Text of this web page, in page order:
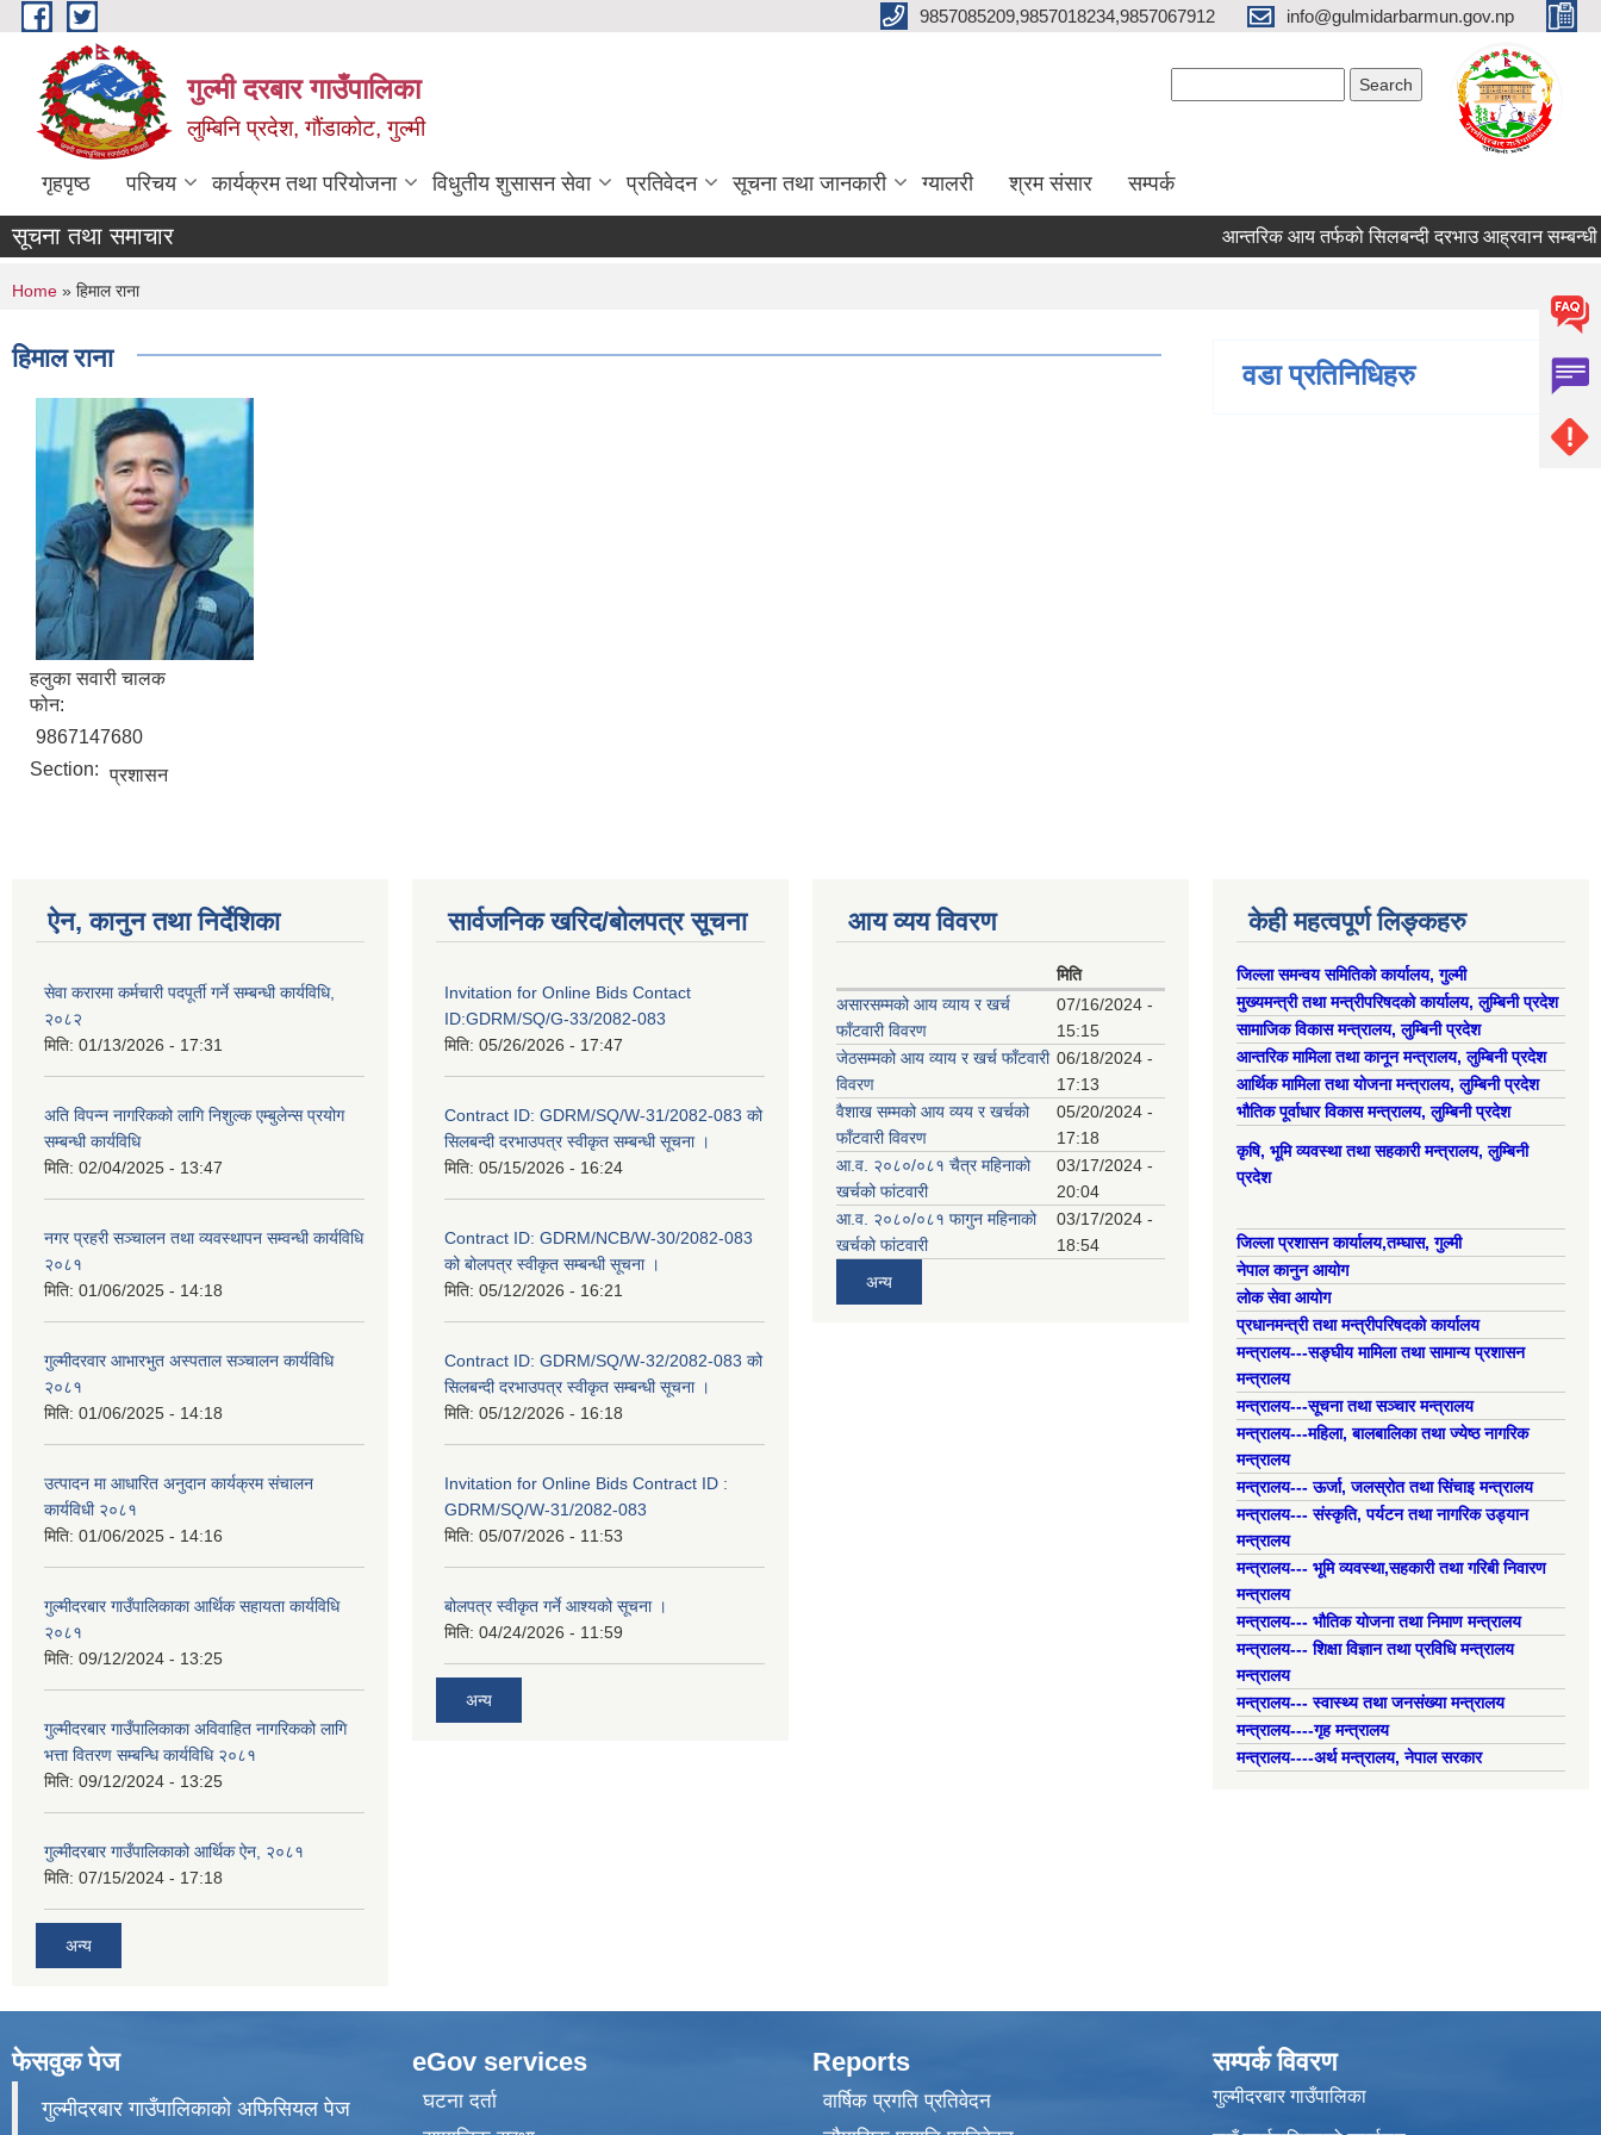
Skip to main content 9857085209,9857018234,9857067912 info@gulmidarbarmun.gov.np
गुल्मी दरबार गाउँपालिका
लुम्बिनि प्रदेश, गौंडाकोट, गुल्मी
गृहपृष्ठ परिचय कार्यक्रम तथा परियोजना विधुतीय शुसासन सेवा प्रतिवेदन सूचना तथा जानकारी ग्यालरी श्रम संसार सम्पर्क
सूचना तथा समाचार आन्तरिक आय तर्फको सिलबन्दी दरभाउ आह्रवान सम्बन्धी
You are here
Home » हिमाल राना
हिमाल राना
हलुका सवारी चालक
फोन:
9867147680
Section: प्रशासन
वडा प्रतिनिधिहरु
ऐन, कानुन तथा निर्देशिका
सेवा करारमा कर्मचारी पदपूर्ती गर्ने सम्बन्धी कार्यविधि,
२०८२
मिति: 01/13/2026 - 17:31
अति विपन्न नागरिकको लागि निशुल्क एम्बुलेन्स प्रयोग
सम्बन्धी कार्यविधि
मिति: 02/04/2025 - 13:47
नगर प्रहरी सञ्चालन तथा व्यवस्थापन सम्वन्धी कार्यविधि
२०८१
मिति: 01/06/2025 - 14:18
गुल्मीदरवार आभारभुत अस्पताल सञ्चालन कार्यविधि
२०८१
मिति: 01/06/2025 - 14:18
उत्पादन मा आधारित अनुदान कार्यक्रम संचालन
कार्यविधी २०८१
मिति: 01/06/2025 - 14:16
गुल्मीदरबार गाउँपालिकाका आर्थिक सहायता कार्यविधि
२०८१
मिति: 09/12/2024 - 13:25
गुल्मीदरबार गाउँपालिकाका अविवाहित नागरिकको लागि
भत्ता वितरण सम्बन्धि कार्यविधि २०८१
मिति: 09/12/2024 - 13:25
गुल्मीदरबार गाउँपालिकाको आर्थिक ऐन, २०८१
मिति: 07/15/2024 - 17:18
अन्य
सार्वजनिक खरिद/बोलपत्र सूचना
Invitation for Online Bids Contact
ID:GDRM/SQ/G-33/2082-083
मिति: 05/26/2026 - 17:47
Contract ID: GDRM/SQ/W-31/2082-083 को
सिलबन्दी दरभाउपत्र स्वीकृत सम्बन्धी सूचना ।
मिति: 05/15/2026 - 16:24
Contract ID: GDRM/NCB/W-30/2082-083
को बोलपत्र स्वीकृत सम्बन्धी सूचना ।
मिति: 05/12/2026 - 16:21
Contract ID: GDRM/SQ/W-32/2082-083 को
सिलबन्दी दरभाउपत्र स्वीकृत सम्बन्धी सूचना ।
मिति: 05/12/2026 - 16:18
Invitation for Online Bids Contract ID :
GDRM/SQ/W-31/2082-083
मिति: 05/07/2026 - 11:53
बोलपत्र स्वीकृत गर्ने आश्यको सूचना ।
मिति: 04/24/2026 - 11:59
अन्य
आय व्यय विवरण
मिति
असारसम्मको आय व्याय र खर्च
फाँटवारी विवरण
07/16/2024 -
15:15
जेठसम्मको आय व्याय र खर्च फाँटवारी
विवरण
06/18/2024 -
17:13
वैशाख सम्मको आय व्यय र खर्चको
फाँटवारी विवरण
05/20/2024 -
17:18
आ.व. २०८०/०८१ चैत्र महिनाको
खर्चको फांटवारी
03/17/2024 -
20:04
आ.व. २०८०/०८१ फागुन महिनाको
खर्चको फांटवारी
03/17/2024 -
18:54
अन्य
केही महत्वपूर्ण लिङ्कहरु
जिल्ला समन्वय समितिको कार्यालय, गुल्मी
मुख्यमन्त्री तथा मन्त्रीपरिषदको कार्यालय, लुम्बिनी प्रदेश
सामाजिक विकास मन्त्रालय, लुम्बिनी प्रदेश
आन्तरिक मामिला तथा कानून मन्त्रालय, लुम्बिनी प्रदेश
आर्थिक मामिला तथा योजना मन्त्रालय, लुम्बिनी प्रदेश
भौतिक पूर्वाधार विकास मन्त्रालय, लुम्बिनी प्रदेश
कृषि, भूमि व्यवस्था तथा सहकारी मन्त्रालय, लुम्बिनी
प्रदेश
जिल्ला प्रशासन कार्यालय,तम्घास, गुल्मी
नेपाल कानुन आयोग
लोक सेवा आयोग
प्रधानमन्त्री तथा मन्त्रीपरिषदको कार्यालय
मन्त्रालय---सङ्घीय मामिला तथा सामान्य प्रशासन
मन्त्रालय
मन्त्रालय---सूचना तथा सञ्चार मन्त्रालय
मन्त्रालय---महिला, बालबालिका तथा ज्येष्ठ नागरिक
मन्त्रालय
मन्त्रालय--- ऊर्जा, जलस्रोत तथा सिंचाइ मन्त्रालय
मन्त्रालय--- संस्कृति, पर्यटन तथा नागरिक उड्यान
मन्त्रालय
मन्त्रालय--- भूमि व्यवस्था,सहकारी तथा गरिबी निवारण
मन्त्रालय
मन्त्रालय--- भौतिक योजना तथा निमाण मन्त्रालय
मन्त्रालय--- शिक्षा विज्ञान तथा प्रविधि मन्त्रालय
मन्त्रालय
मन्त्रालय--- स्वास्थ्य तथा जनसंख्या मन्त्रालय
मन्त्रालय----गृह मन्त्रालय
मन्त्रालय----अर्थ मन्त्रालय, नेपाल सरकार
फेसवुक पेज
गुल्मीदरबार गाउँपालिकाको अफिसियल पेज
eGov services
घटना दर्ता
Reports
वार्षिक प्रगति प्रतिवेदन
सम्पर्क विवरण
गुल्मीदरबार गाउँपालिका